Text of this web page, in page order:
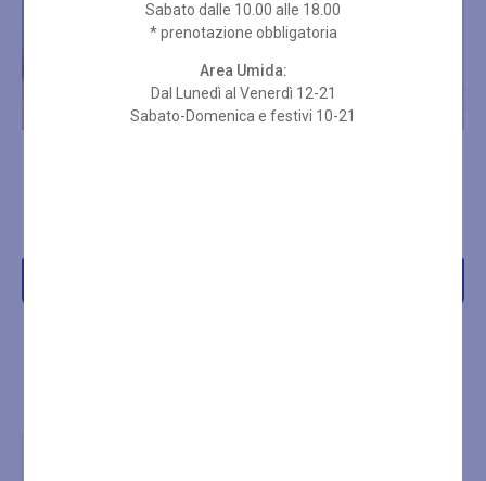
Sabato dalle 10.00 alle 18.00
* prenotazione obbligatoria
Area Umida:
Dal Lunedì al Venerdì 12-21
Sabato-Domenica e festivi 10-21